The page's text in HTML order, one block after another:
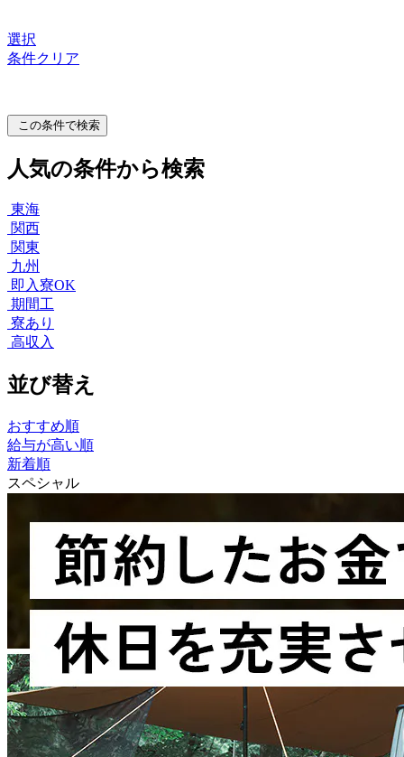
選択
条件クリア
この条件で検索
人気の条件から検索
東海
関西
関東
九州
即入寮OK
期間工
寮あり
高収入
並び替え
おすすめ順
給与が高い順
新着順
スペシャル